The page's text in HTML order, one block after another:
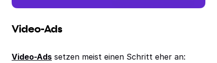
Video-Ads
Video-Ads setzen meist einen Schritt eher an: